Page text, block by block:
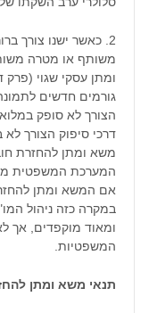
2. כאשר ישנו צורך
משותף או מטרה
ומתן עסקי שגוי
גורמים חדשים
הצורך לא סופק
דרכי סיפוק הצורך
משא ומתן להחזרת
המערכת המשפטית
אם המשא ומתן
במקרה כזה ניהול
ומאוד מוקפדים, אך
המשפטיות.
תנאי משא ומתן